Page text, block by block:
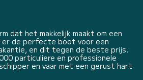
dat het makkelijk maakt om een
de perfecte boot voor een
en dit tegen de beste prijs.
particuliere en professionele
en vaar met een gerust hart